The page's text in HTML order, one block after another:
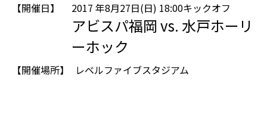
【開催日】 2017 年8月27日(日) 18:00キックオフ
アビスパ福岡 vs. 水戸ホーリ
ーホック
【開催場所】 レベルファイブスタジアム